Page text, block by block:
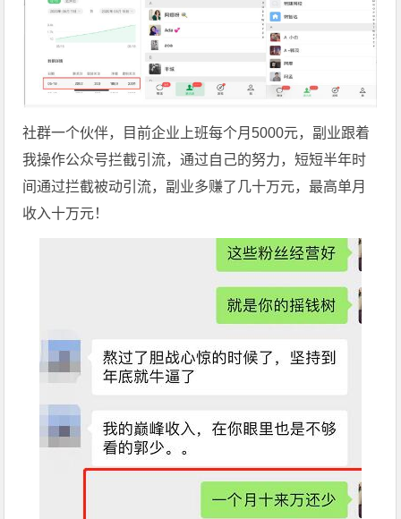
社群一个伙伴，目前企业上班每个月5000元，副业跟着
我操作公众号拦截引流，通过自己的努力，短短半年时
间通过拦截被动引流，副业多赚了几十万元，最高单月
收入十万元！